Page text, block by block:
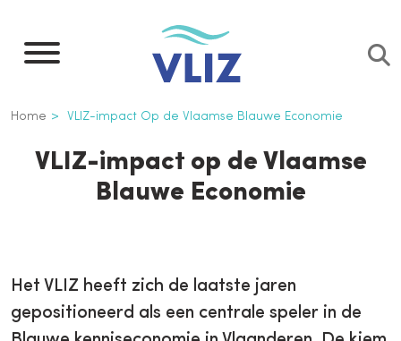
naar
inhoud
gaan
Kruimelpad
Home VLIZ-impact Op de Vlaamse Blauwe Economie
VLIZ-impact op de Vlaamse
Blauwe Economie
Het VLIZ heeft zich de laatste jaren
gepositioneerd als een centrale speler in de